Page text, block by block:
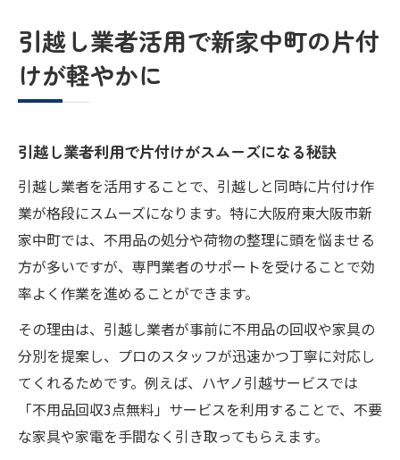
引越し業者活用で新家中町の片付
けが軽やかに
引越し業者利用で片付けがスムーズになる秘訣
引越し業者を活用することで、引越しと同時に片付け作
業が格段にスムーズになります。特に大阪府東大阪市新
家中町では、不用品の処分や荷物の整理に頭を悩ませる
方が多いですが、専門業者のサポートを受けることで効
率よく作業を進めることができます。
その理由は、引越し業者が事前に不用品の回収や家具の
分別を提案し、プロのスタッフが迅速かつ丁寧に対応し
てくれるためです。例えば、ハヤノ引越サービスでは
「不用品回収3点無料」サービスを利用することで、不要
な家具や家電を手間なく引き取ってもらえます。